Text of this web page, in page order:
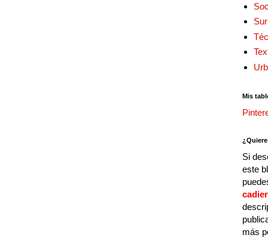
Mis
Si
este
más